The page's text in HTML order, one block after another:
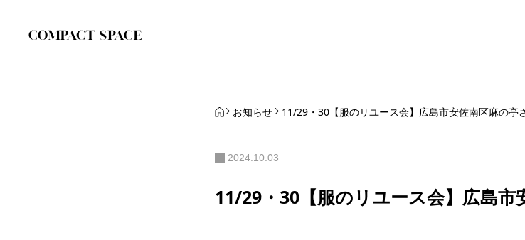
お知らせ 11/29・30【服のリユース会】広島市安佐南区麻の亭
2024.10.03
11/29・30【服のリユース会】広島市